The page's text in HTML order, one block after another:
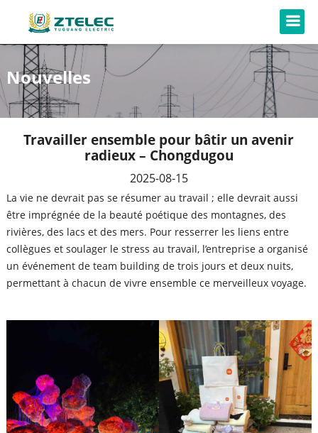
Nouvelles
Travailler ensemble pour bâtir un avenir
radieux – Chongdugou
2025-08-15
La vie ne devrait pas se résumer au travail ; elle devrait aussi
être imprégnée de la beauté poétique des montagnes, des
rivières, des lacs et des mers. Pour resserrer les liens entre
collègues et soulager le stress au travail, l’entreprise a organisé
un événement de team building de trois jours et deux nuits,
permettant à chacun de vivre ensemble ce merveilleux voyage.